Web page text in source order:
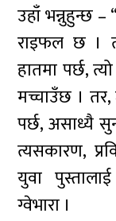
उहाँ भन्नुहुन्छ –
राइफल छ ।
हातमा पर्छ,
मच्चाउँछ ।
पर्छ, असाध्यै
त्यसकारण,
युवा
ग्वेभारा ।